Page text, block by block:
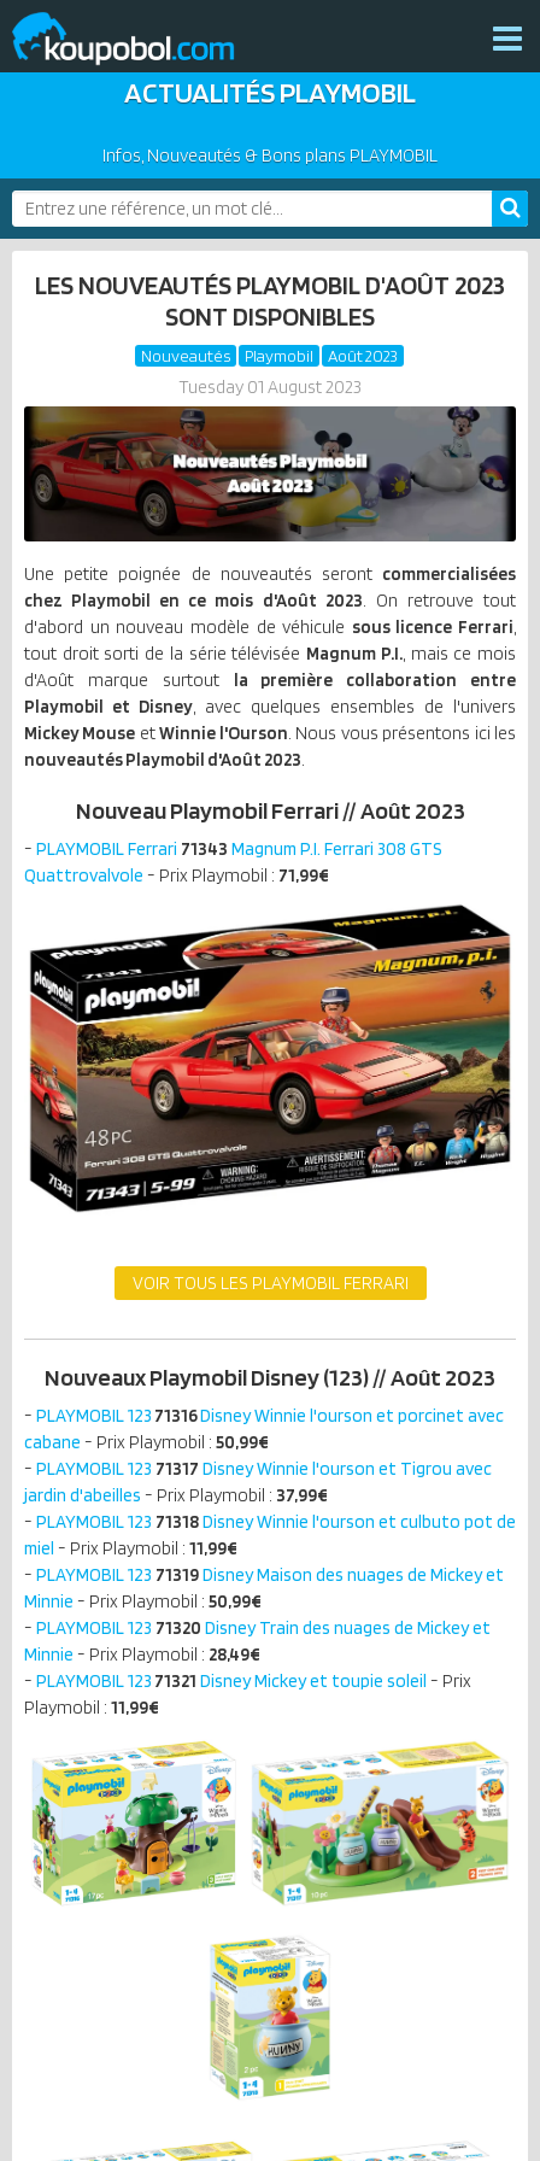
THÈMES
PLAYMOBIL 2026
BONS PLANS
PRODUITS COMPLÉMENTAIRES
ASSOCIATIONS DE FANS
EXPOSITIONS PLAYMOBIL
CATALOGUES PLAYMOBIL
LES PLAYMOBIL LES PLUS CHERS
DERNIERS PLAYMOBIL AJOUTÉS
ACTUALITÉS PLAYMOBIL
Infos, Nouveautés & Bons plans PLAYMOBIL
LES NOUVEAUTÉS PLAYMOBIL D'AOÛT 2023
SONT DISPONIBLES
Nouveautés Playmobil Août 2023
Tuesday 01 August 2023
Une petite poignée de nouveautés seront commercialisées
chez Playmobil en ce mois d'Août 2023. On retrouve tout
d'abord un nouveau modèle de véhicule sous licence Ferrari,
tout droit sorti de la série télévisée Magnum P.I., mais ce mois
d'Août marque surtout la première collaboration entre
Playmobil et Disney, avec quelques ensembles de l'univers
Mickey Mouse etWinnie l'Ourson. Nous vous présentons ici les
nouveautés Playmobil d'Août 2023.
Nouveau Playmobil Ferrari // Août 2023
- PLAYMOBIL Ferrari 71343 Magnum P.I. Ferrari 308 GTS
Quattrovalvole - Prix Playmobil : 71,99€
VOIR TOUS LES PLAYMOBIL FERRARI
Nouveaux Playmobil Disney (123) // Août 2023
- PLAYMOBIL 123 71316Disney Winnie l'ourson et porcinet avec
cabane - Prix Playmobil : 50,99€
- PLAYMOBIL 123 71317 Disney Winnie l'ourson et Tigrou avec
jardin d'abeilles - Prix Playmobil : 37,99€
- PLAYMOBIL 123 71318Disney Winnie l'ourson et culbuto pot de
miel - Prix Playmobil : 11,99€
- PLAYMOBIL 123 71319Disney Maison des nuages de Mickey et
Minnie - Prix Playmobil : 50,99€
- PLAYMOBIL 123 71320 Disney Train des nuages de Mickey et
Minnie - Prix Playmobil : 28,49€
- PLAYMOBIL 123 71321 Disney Mickey et toupie soleil - Prix
Playmobil : 11,99€